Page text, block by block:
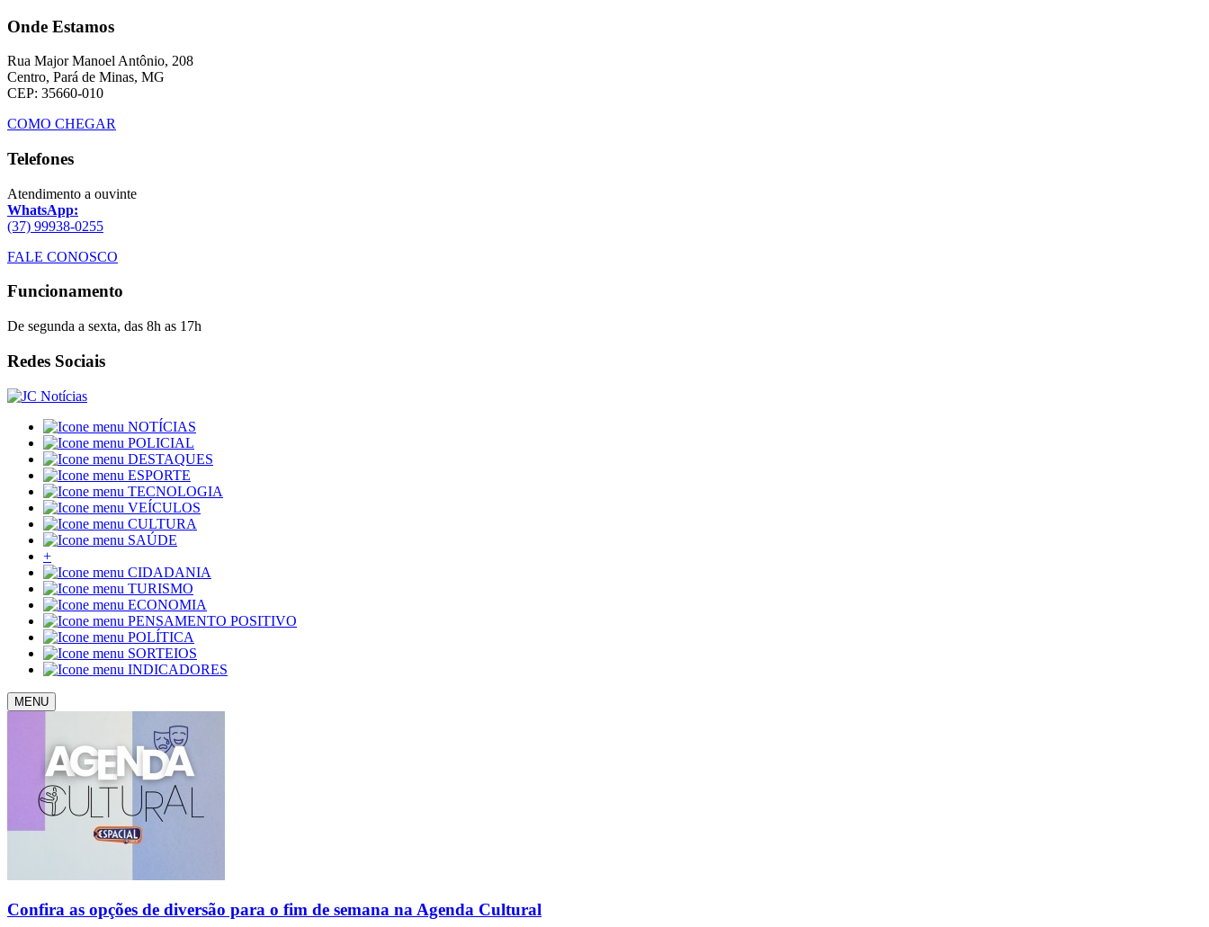
Onde Estamos
Rua Major Manoel Antônio, 208
Centro, Pará de Minas, MG
CEP: 35660-010
COMO CHEGAR
Telefones
Atendimento a ouvinte
WhatsApp:
(37) 99938-0255
FALE CONOSCO
Funcionamento
De segunda a sexta, das 8h as 17h
Redes Sociais
NOTÍCIAS
POLICIAL
DESTAQUES
ESPORTE
TECNOLOGIA
VEÍCULOS
CULTURA
SAÚDE
+
CIDADANIA
TURISMO
ECONOMIA
PENSAMENTO POSITIVO
POLÍTICA
SORTEIOS
INDICADORES
MENU
Confira as opções de diversão para o fim de semana na Agenda Cultural